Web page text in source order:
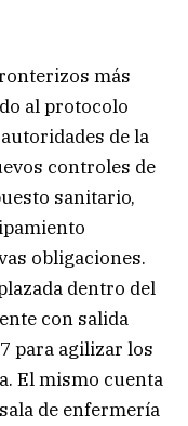
más
al protocolo
de la
controles de
sanitario,
obligaciones.
dentro del
con salida
para agilizar los
El mismo cuenta
de enfermería